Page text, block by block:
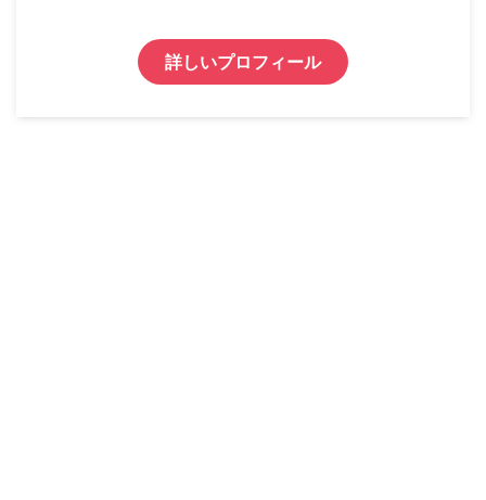
詳しいプロフィール